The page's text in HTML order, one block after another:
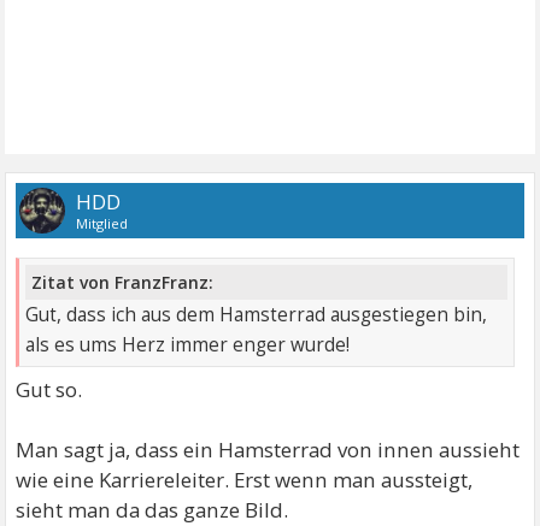
HDD
Mitglied
Zitat von FranzFranz:
Gut, dass ich aus dem Hamsterrad ausgestiegen bin,
als es ums Herz immer enger wurde!
Gut so.
Man sagt ja, dass ein Hamsterrad von innen aussieht
wie eine Karriereleiter. Erst wenn man aussteigt,
sieht man da das ganze Bild.